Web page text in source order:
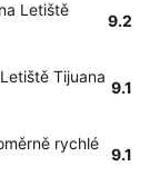
Letiště
9.2
Tijuana
9.1
rychlé
9.1